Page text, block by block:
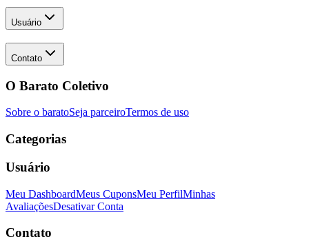
Usuário
Contato
O Barato Coletivo
Sobre o baratoSeja parceiroTermos de uso
Categorias
Usuário
Meu DashboardMeus CuponsMeu PerfilMinhas
AvaliaçõesDesativar Conta
Contato